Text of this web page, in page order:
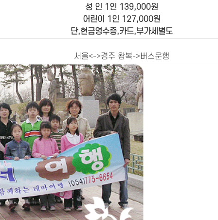
성 인 1인 139,000원
어린이 1인 127,000원
단,현금영수증,카드,부가세별도
서울<->경주 왕복->버스운행